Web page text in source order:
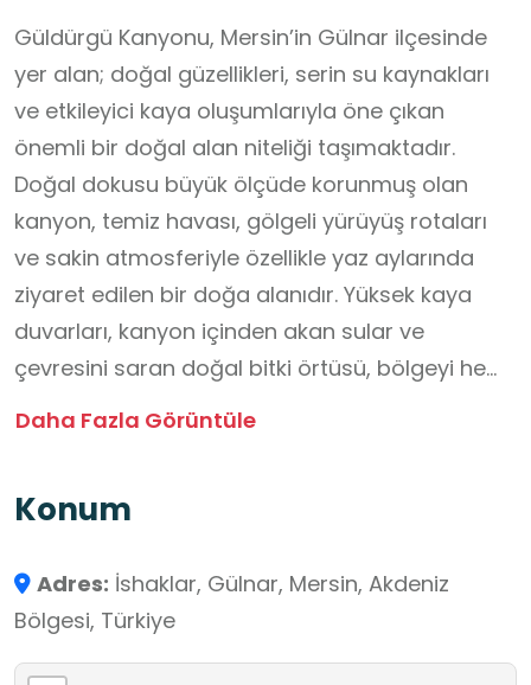
Güldürgü Kanyonu, Mersin’in Gülnar ilçesinde
yer alan; doğal güzellikleri, serin su kaynakları
ve etkileyici kaya oluşumlarıyla öne çıkan
önemli bir doğal alan niteliği taşımaktadır.
Doğal dokusu büyük ölçüde korunmuş olan
kanyon, temiz havası, gölgeli yürüyüş rotaları
ve sakin atmosferiyle özellikle yaz aylarında
ziyaret edilen bir doğa alanıdır. Yüksek kaya
duvarları, kanyon içinden akan sular ve
çevresini saran doğal bitki örtüsü, bölgeyi hem
görsel hem de ekolojik açıdan değerli
Güldürgü Kanyonu, öğrenciler için doğayı
nitelikli bir okul dışı öğrenme ortamıdır. Kanyon
yapısı sayesinde öğrenciler, kaya oluşumlarını,
erozyon süreçlerini ve suyun araziyi
Daha Fazla Görüntüle
Konum
Adres: İshaklar, Gülnar, Mersin, Akdeniz
Bölgesi, Türkiye